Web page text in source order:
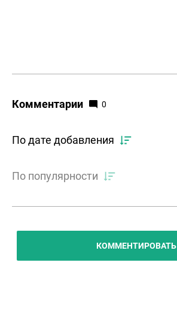
Комментарии 0
По дате добавления
По популярности
КОММЕНТИРОВАТЬ